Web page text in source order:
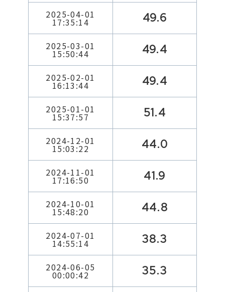
2025-04-01
17:35:14 49.6
2025-03-01
15:50:44 49.4
2025-02-01
16:13:44 49.4
2025-01-01
15:37:57 51.4
2024-12-01
15:03:22 44.0
2024-11-01
17:16:50 41.9
2024-10-01
15:48:20 44.8
2024-07-01
14:55:14 38.3
2024-06-05
00:00:42 35.3